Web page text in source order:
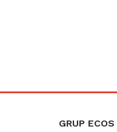
GRUP